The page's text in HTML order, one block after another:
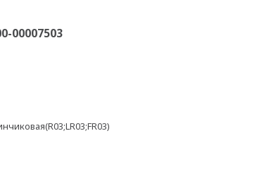
00007503